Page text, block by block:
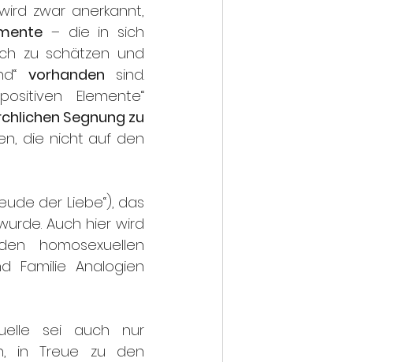
zwar anerkannt,
– die in sich
zu schätzen und
vorhanden sind.
Segnung zu
die nicht auf den
der Liebe“), das
Auch hier wird
homosexuellen
Familie Analogien
sei auch nur
in Treue zu den